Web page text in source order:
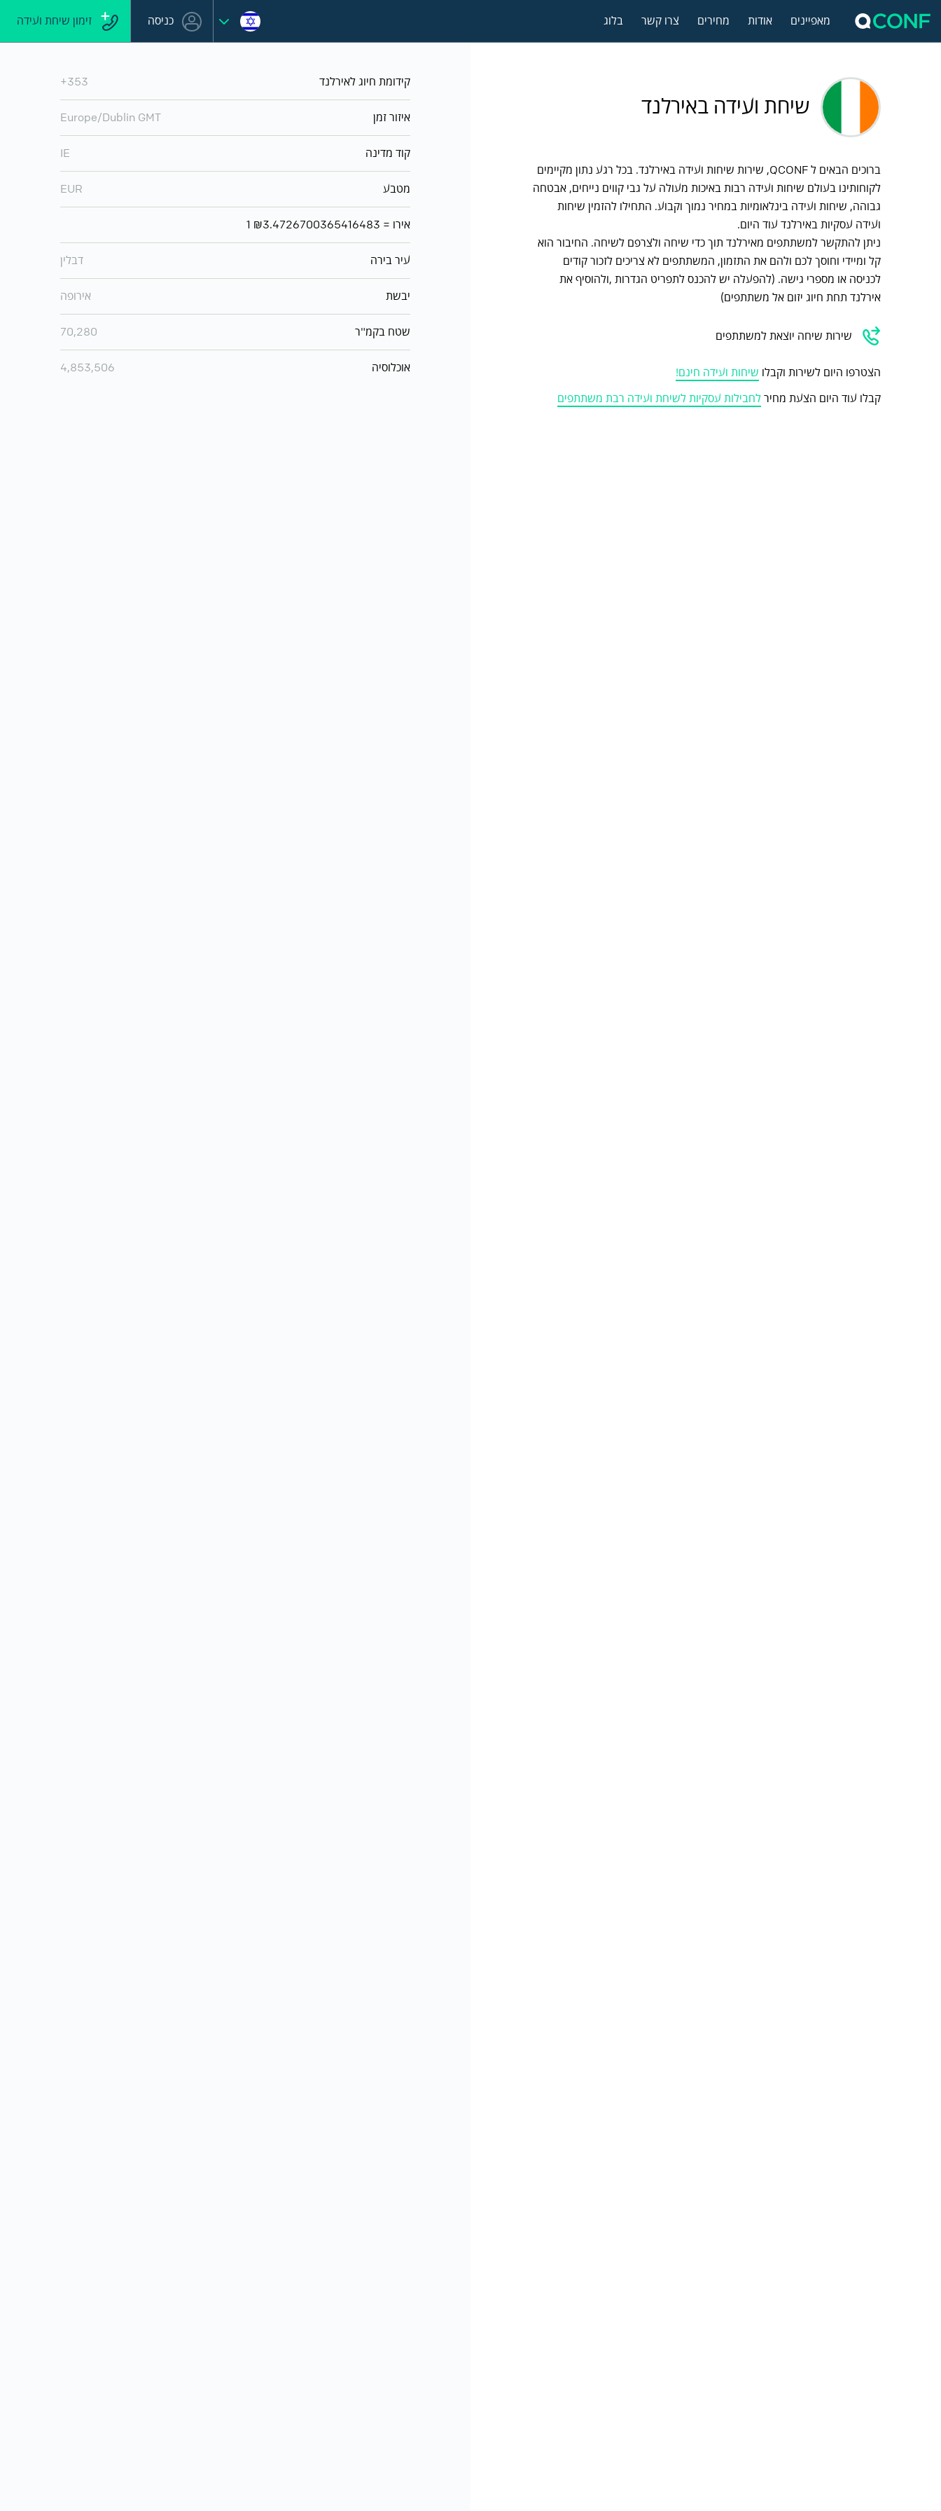
מאפיינים אודות מחירים צרו קשר בלוג כניסה זימון שיחת ועידה
שיחת ועידה באירלנד
ברוכים הבאים ל QCONF, שירות שיחות ועידה באירלנד. בכל רגע נתון מקיימים
לקוחותינו בעולם שיחות ועידה רבות באיכות מעולה על גבי קווים נייחים, אבטחה
גבוהה, שיחות ועידה בינלאומיות במחיר נמוך וקבוע. התחילו להזמין שיחות
ועידה עסקיות באירלנד עוד היום.
ניתן להתקשר למשתתפים מאירלנד תוך כדי שיחה ולצרפם לשיחה. החיבור הוא
קל ומיידי וחוסך לכם ולהם את התזמון, המשתתפים לא צריכים לזכור קודים
לכניסה או מספרי גישה. (להפעלה יש להכנס לתפריט הגדרות ,ולהוסיף את
אירלנד תחת חיוג יזום אל משתתפים)
שירות שיחה יוצאת למשתתפים
הצטרפו היום לשירות וקבלו שיחות ועידה חינם!
קבלו עוד היום הצעת מחירלחבילות עסקיות לשיחת ועידה רבת משתתפים
קידומת חיוג לאירלנד +353
איזור זמן Europe/Dublin GMT
קוד מדינה IE
מטבע EUR
1 אירו = ₪3.4726700365416483
עיר בירה דבלין
יבשת אירופה
שטח בקמ"ר 70,280
אוכלוסיה 4,853,506